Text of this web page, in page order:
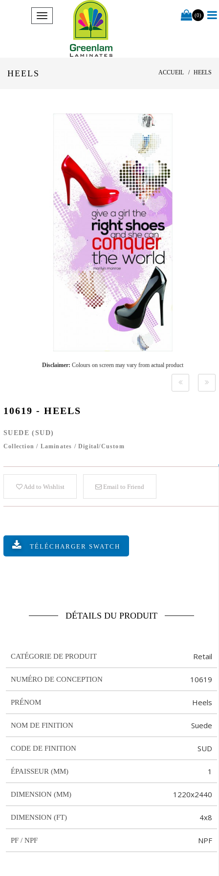
(0)
HEELS ACCUEIL HEELS
Disclaimer: Colours on screen may vary from actual product
10619 - HEELS
SUEDE (SUD)
Collection / Laminates / Digital/Custom
Add to Wishlist Email to Friend
TÉLÉCHARGER SWATCH
DÉTAILS DU PRODUIT
CATÉGORIE DE PRODUIT Retail
NUMÉRO DE CONCEPTION 10619
PRÉNOM Heels
NOM DE FINITION Suede
CODE DE FINITION SUD
ÉPAISSEUR (MM) 1
DIMENSION (MM) 1220x2440
DIMENSION (FT) 4x8
PF / NPF NPF